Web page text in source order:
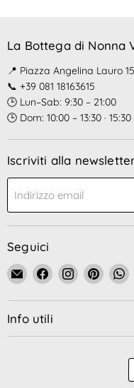
La Bottega di Nonna
📍 Piazza Angelina Lauro
📞 +39 081 18163615
🕒 Lun–Sab: 9:30 – 21:00
🕒 Dom: 10:00 – 13:30 ·
Iscriviti alla
Indirizzo email
Seguici
Email
La
Bottega
di
Nonna
Trovaci
Facebook
Trovaci
Instagram
Trovaci
Info utili